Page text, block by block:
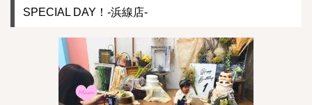
SPECIAL DAY！-浜線店-